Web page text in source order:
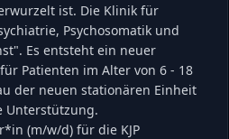
ist. Die Klinik für
Psychosomatik und
Es entsteht ein neuer
Patienten im Alter von 6 - 18
der neuen stationären Einheit
Unterstützung.
(m/w/d) für die KJP